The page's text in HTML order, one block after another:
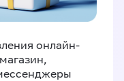
онлайн-